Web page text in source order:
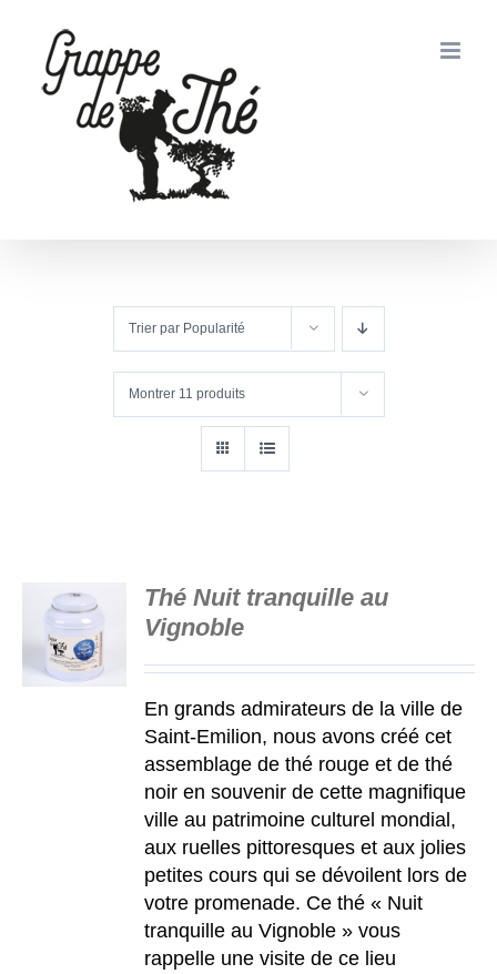
contenu
Trier par Popularité
Montrer 11 produits
Thé Nuit tranquille au
Vignoble
En grands admirateurs de la ville de
Saint-Emilion, nous avons créé cet
assemblage de thé rouge et de thé
noir en souvenir de cette magnifique
ville au patrimoine culturel mondial,
aux ruelles pittoresques et aux jolies
petites cours qui se dévoilent lors de
votre promenade. Ce thé« Nuit
tranquille au Vignoble » vous
rappelle une visite de ce lieu